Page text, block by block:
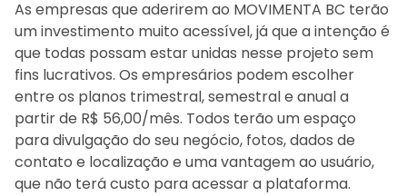
As empresas que aderirem ao MOVIMENTA BC terão
um investimento muito acessível, já que a intenção é
que todas possam estar unidas nesse projeto sem
fins lucrativos. Os empresários podem escolher
entre os planos trimestral, semestral e anual a
partir de R$ 56,00/mês. Todos terão um espaço
para divulgação do seu negócio, fotos, dados de
contato e localização e uma vantagem ao usuário,
que não terá custo para acessar a plataforma.